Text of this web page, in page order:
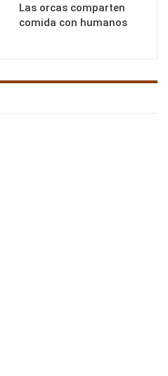
Las orcas comparten
comida con humanos